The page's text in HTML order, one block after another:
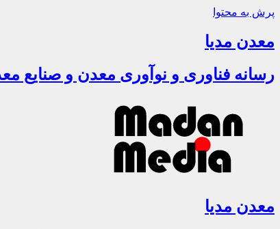
پرش به محتوا
معدن مدیا
رسانه فناوری و نوآوری معدن و صنایع
معدن مدیا